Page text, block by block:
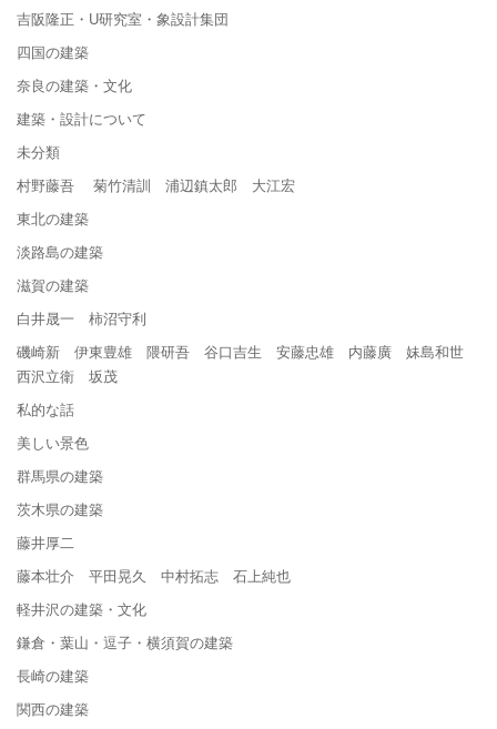
吉阪隆正・U研究室・象設計集団
四国の建築
奈良の建築・文化
建築・設計について
未分類
村野藤吾 菊竹清訓 浦辺鎮太郎 大江宏
東北の建築
淡路島の建築
滋賀の建築
白井晟一 柿沼守利
磯崎新 伊東豊雄 隈研吾 谷口吉生 安藤忠雄 内藤廣 妹島和世
西沢立衛 坂茂
私的な話
美しい景色
群馬県の建築
茨木県の建築
藤井厚二
藤本壮介 平田晃久 中村拓志 石上純也
軽井沢の建築・文化
鎌倉・葉山・逗子・横須賀の建築
長崎の建築
関西の建築